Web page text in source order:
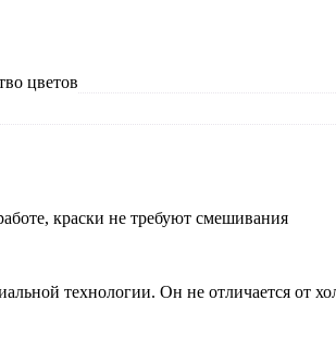
цветов
краски не требуют смешивания
технологии. Он не отличается от